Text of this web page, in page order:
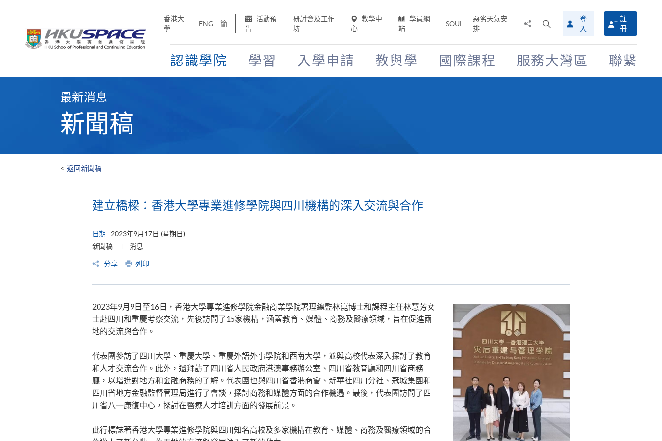
香港大
學
ENG 簡
活動預
告
研討會及工作
坊
教學中
心
學員網
站
SOUL
惡劣天氣安
排
搜
尋
介
面
登
入
註
冊
認識學院 學習 入學申請 教與學 國際課程 服務大灣區 聯繫
最新消息
新聞稿
< 返回新聞稿
建立橋樑：香港大學專業進修學院與四川機構的深入交流與合作
日期
2023年9月17日 (星期日)
新聞稿
消息
分享 列印
2023年9月9日至16日，香港大學專業進修學院金融商業學院署理總監林崑博士和課程主任林慧芳女
士赴四川和重慶考察交流，先後訪問了15家機構，涵蓋教育、媒體、商務及醫療領域，旨在促進兩
地的交流與合作。
代表團參訪了四川大學、重慶大學、重慶外語外事學院和西南大學，並與高校代表深入探討了教育
和人才交流合作。此外，還拜訪了四川省人民政府港澳事務辦公室、四川省教育廳和四川省商務
廳，以增進對地方和金融商務的了解。代表團也與四川省香港商會、新華社四川分社、冠城集團和
四川省地方金融監督管理局進行了會談，探討商務和媒體方面的合作機遇。最後，代表團訪問了四
川省八一康復中心，探討在醫療人才培訓方面的發展前景。
此行標誌著香港大學專業進修學院與四川知名高校及多家機構在教育、媒體、商務及醫療領域的合